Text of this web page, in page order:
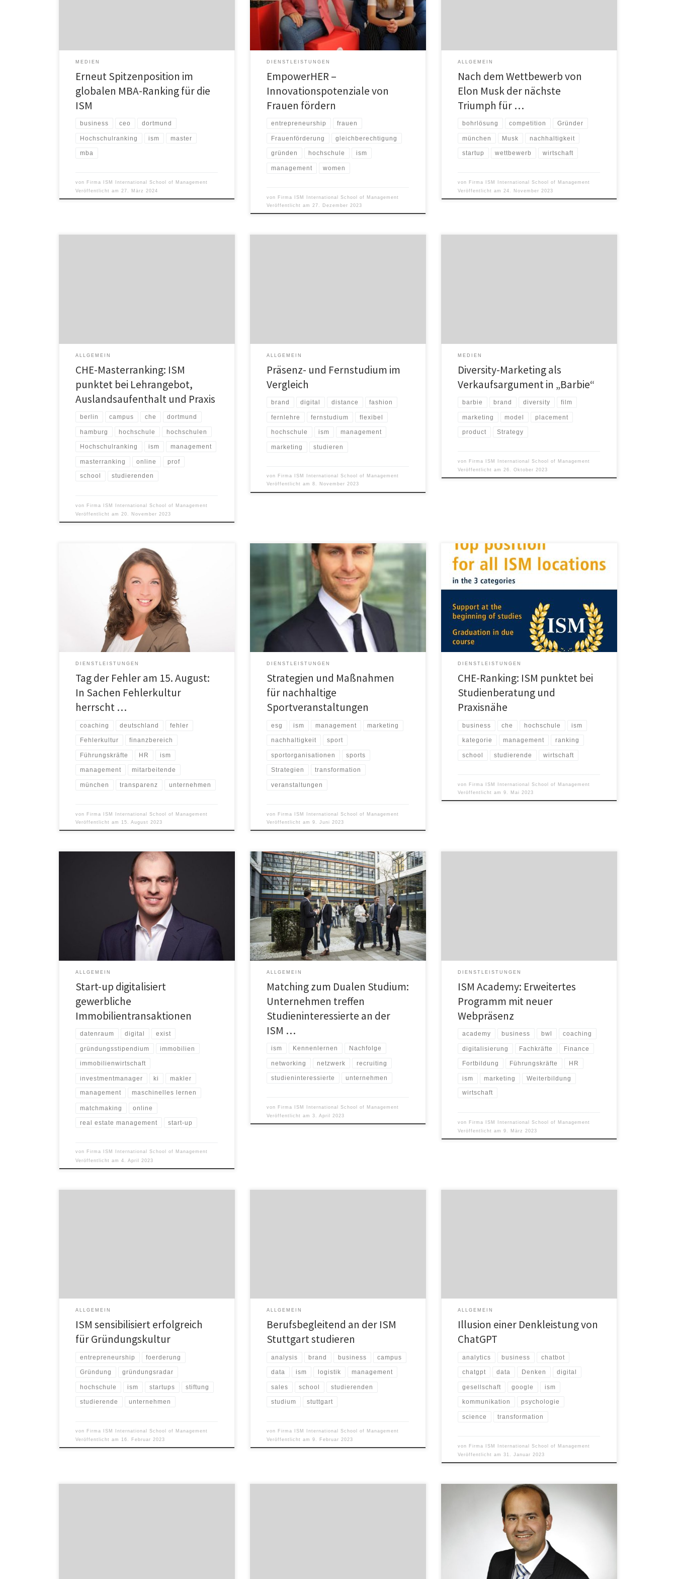
MEDIEN
Erneut Spitzenposition im
globalen MBA-Ranking für die
ISM
business ceo dortmund
Hochschulranking ism master
mba
von Firma ISM International School of Management
Veröffentlicht am 27. März 2024
bringt die Hochschule ab dem 01.01.2024 das
Programm EmpowerHER an den Start. Die Förderung
von Frauen im Bereich der Unternehmensgründung an
DIENSTLEISTUNGEN
EmpowerHER –
Innovationspotenziale von
Frauen fördern
entrepreneurship frauen
Frauenförderung gleichberechtigung
gründen hochschule ism
management women
von Firma ISM International School of Management
Veröffentlicht am27. Dezember 2023
ALLGEMEIN
Nach dem Wettbewerb von
Elon Musk der nächste
Triumph für …
bohrlösung competition Gründer
münchen Musk nachhaltigkeit
startup wettbewerb wirtschaft
von Firma ISM International School of Management
Veröffentlicht am 24. November 2023
ALLGEMEIN
CHE-Masterranking: ISM
punktet bei Lehrangebot,
Auslandsaufenthalt und Praxis
berlin campus che dortmund
hamburg hochschule hochschulen
Hochschulranking ism management
masterranking online prof
school studierenden
von Firma ISM International School of Management
Veröffentlicht am 20. November 2023
ALLGEMEIN
Präsenz- und Fernstudium im
Vergleich
brand digital distance fashion
fernlehre fernstudium flexibel
hochschule ism management
marketing studieren
von Firma ISM International School of Management
Veröffentlicht am8. November 2023
MEDIEN
Diversity-Marketing als
Verkaufsargument in „Barbie“
barbie brand diversity film
marketing model placement
product Strategy
von Firma ISM International School of Management
Veröffentlicht am 26. Oktober 2023
Am 15. August wird in den USA der Tag der Fehler oder
auf Englisch „National Failures Day“ gefeiert.
Tatsächlich zeigen zahlreiche Untersuchungen aus der
Organisationspsychologie, dass sich der konstruktive
Umgang mit Fehlern positiv auf die Leistungsfähigkeit,
Innovationskraft und Zufriedenheit der Mitarbeitenden
in Unternehmen auswirkt. ISM-Professorin und
Wirtschaftspsychologin Dr. Janine Netzel […]
DIENSTLEISTUNGEN
Tag der Fehler am 15. August:
In Sachen Fehlerkultur
herrscht …
coaching deutschland fehler
Fehlerkultur finanzbereich
Führungskräfte HR ism
management mitarbeitende
münchen transparenz unternehmen
von Firma ISM International School of Management
Veröffentlicht am 15. August 2023
Sportorganisationen und Sportveranstaltungen sind
zunehmend darum bemüht, nachhaltige Maßnahmen
einzuführen, um negative Auswirkungen auf die
Umwelt zu vermeiden und mehr soziale
Verantwortung zu übernehmen. Professor Dr. Timo
Zimmermann von der International School of
Management (ISM) betont die Notwendigkeit
systematischer Maßnahmen dazu bei
Sportveranstaltungen, um mit glaubwürdigem
Konzept einen positiven Wandel […]
DIENSTLEISTUNGEN
Strategien und Maßnahmen
für nachhaltige
Sportveranstaltungen
esg ism management marketing
nachhaltigkeit sport
sportorganisationen sports
Strategien transformation
veranstaltungen
von Firma ISM International School of Management
Veröffentlicht am9. Juni 2023
Im aktuellen CHE-Hochschulranking erzielt die
International School of Management (ISM) an allen
sieben Standorten ausgezeichnete Resultate. So
schafft es die private Wirtschaftshochschule erneut in
die Spitzengruppen in den Kategorien „Unterstützung
am Studienanfang“, „Berufspraxis“ und „Abschlüsse in
angemessener Zeit“. Auch bei der CHE-
Studierendenbefragung erhält die private Hochschule
in vielen Kategorien gute […]
DIENSTLEISTUNGEN
CHE-Ranking: ISM punktet bei
Studienberatung und
Praxisnähe
business che hochschule ism
kategorie management ranking
school studierende wirtschaft
von Firma ISM International School of Management
Veröffentlicht am9. Mai 2023
Das Start-up Acquirepad will Transaktionsprozesse für
gewerbliche Immobilieninvestoren verbessern. Eine
digitale Plattform soll Investoren ermöglichen,
Immobilientransaktionen schneller und
kosteneffizienter durchzuführen. Kern sind das KI-
basierte Matchmaking sowie der digitalisierte
Workflow auf der Plattform, der sich an den
Bedürfnissen von professionellen
Investmentmanagern orientiert. Die Idee zum Projekt
hatten die Gründer Frederik Raspé, […]
ALLGEMEIN
Start-up digitalisiert
gewerbliche
Immobilientransaktionen
datenraum digital exist
gründungsstipendium immobilien
immobilienwirtschaft
investmentmanager ki makler
management maschinelles lernen
matchmaking online
real estate management start-up
von Firma ISM International School of Management
Veröffentlicht am4. April 2023
Im Kampf um die besten Talente wird es umso
wichtiger, dass Unternehmen ambitionierte
Studienanfänger ab dem ersten Tag finden und für
ihren Bedarf ausbilden können. Am Campus München
gibt es eine neue Informationsveranstaltung, die
diesen Passungsprozess noch vor dem Beginn des
Dualen Studiums unterstützt. Beim Matching-Day am
18. April treffen […]
ALLGEMEIN
Matching zum Dualen Studium:
Unternehmen treffen
Studieninteressierte an der
ISM …
ism Kennenlernen Nachfolge
networking netzwerk recruiting
studieninteressierte unternehmen
von Firma ISM International School of Management
Veröffentlicht am3. April 2023
DIENSTLEISTUNGEN
ISM Academy: Erweitertes
Programm mit neuer
Webpräsenz
academy business bwl coaching
digitalisierung Fachkräfte Finance
Fortbildung Führungskräfte HR
ism marketing Weiterbildung
wirtschaft
von Firma ISM International School of Management
Veröffentlicht am9. März 2023
ALLGEMEIN
ISM sensibilisiert erfolgreich
für Gründungskultur
entrepreneurship foerderung
Gründung gründungsradar
hochschule ism startups stiftung
studierende unternehmen
von Firma ISM International School of Management
Veröffentlicht am 16. Februar 2023
ALLGEMEIN
Berufsbegleitend an der ISM
Stuttgart studieren
analysis brand business campus
data ism logistik management
sales school studierenden
studium stuttgart
von Firma ISM International School of Management
Veröffentlicht am9. Februar 2023
ALLGEMEIN
Illusion einer Denkleistung von
ChatGPT
analytics business chatbot
chatgpt data Denken digital
gesellschaft google ism
kommunikation psychologie
science transformation
von Firma ISM International School of Management
Veröffentlicht am31. Januar 2023
Ob Bratwurst oder Weihnachtsbraten – für eine
Mehrzahl der Deutschen kommt an den Feiertagen
Fleisch auf den Tisch. Dabei wird die digitale
Transformation die Fleischproduktion und unsere
Vorstellung von „Fleisch“ stark verändern, sagt
Professor Dr.-Ing. Matthias Lütke Entrup. Der Experte für
Operations Management in der Konsumgüterindustrie
ist Hochschullehrer an der […]